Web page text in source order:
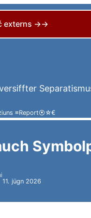
externs →→
≡Report⦿☆€
11. jügn 2026